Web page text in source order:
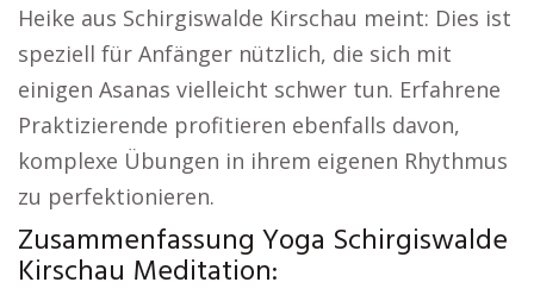
Heike aus Schirgiswalde Kirschau meint: Dies ist
speziell für Anfänger nützlich, die sich mit
einigen Asanas vielleicht schwer tun. Erfahrene
Praktizierende profitieren ebenfalls davon,
komplexe Übungen in ihrem eigenen Rhythmus
zu perfektionieren.
Zusammenfassung Yoga Schirgiswalde
Kirschau Meditation: